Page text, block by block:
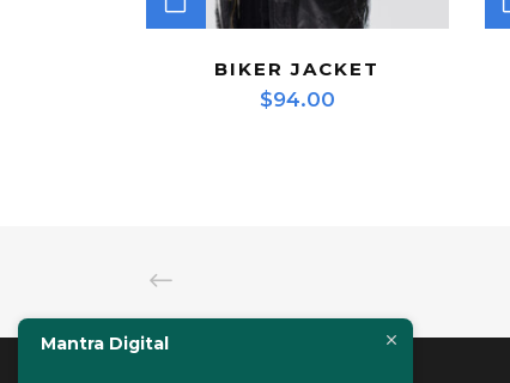
BIKER JACKET
$94.00
Mantra Digital